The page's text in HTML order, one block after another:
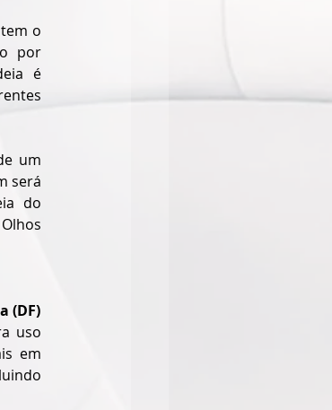
o
por
é
um
será
do
(DF)
uso
em